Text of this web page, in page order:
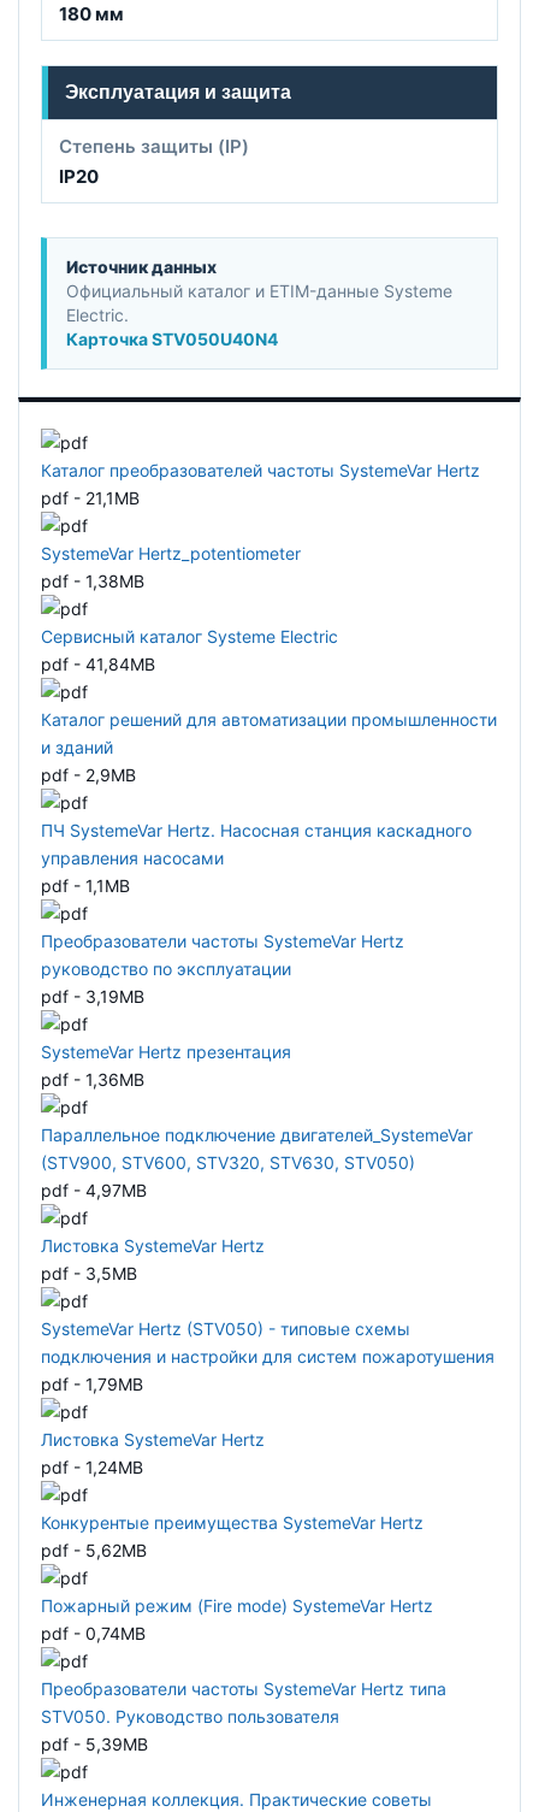
180 мм
Эксплуатация и защита
Степень защиты (IP)
IP20
Источник данных
Официальный каталог и ETIM-данные Systeme
Electric.
Карточка STV050U40N4
Каталог преобразователей частоты SystemeVar Hertz
pdf - 21,1MB
SystemeVar Hertz_potentiometer
pdf - 1,38MB
Сервисный каталог Systeme Electric
pdf - 41,84MB
Каталог решений для автоматизации промышленности
и зданий
pdf - 2,9MB
ПЧ SystemeVar Hertz. Насосная станция каскадного
управления насосами
pdf - 1,1MB
Преобразователи частоты SystemeVar Hertz
руководство по эксплуатации
pdf - 3,19MB
SystemeVar Hertz презентация
pdf - 1,36MB
Параллельное подключение двигателей_SystemeVar
(STV900, STV600, STV320, STV630, STV050)
pdf - 4,97MB
Листовка SystemeVar Hertz
pdf - 3,5MB
SystemeVar Hertz (STV050) - типовые схемы
подключения и настройки для систем пожаротушения
pdf - 1,79MB
Листовка SystemeVar Hertz
pdf - 1,24MB
Конкурентые преимущества SystemeVar Hertz
pdf - 5,62MB
Пожарный режим (Fire mode) SystemeVar Hertz
pdf - 0,74MB
Преобразователи частоты SystemeVar Hertz типа
STV050. Руководство пользователя
pdf - 5,39MB
Инженерная коллекция. Практические советы